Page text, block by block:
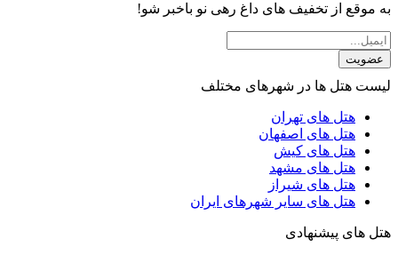
به موقع از تخفیف های داغ رهی نو باخبر شو!
عضویت
لیست هتل ها در شهرهای مختلف
هتل های تهران
هتل های اصفهان
هتل های کیش
هتل های مشهد
هتل های شیراز
هتل های سایر شهرهای ایران
هتل های پیشنهادی